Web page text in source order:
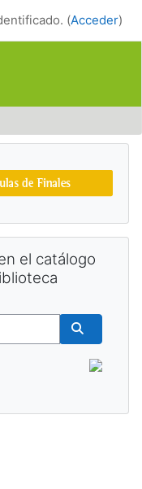
(Acceder)
el catálogo
Buscar